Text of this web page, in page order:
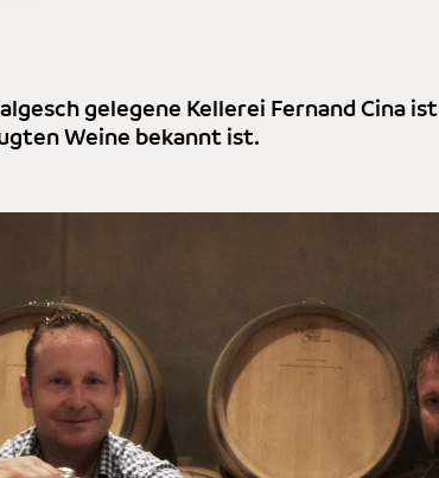
gelegene Kellerei Fernand Cina
Weine bekannt ist.